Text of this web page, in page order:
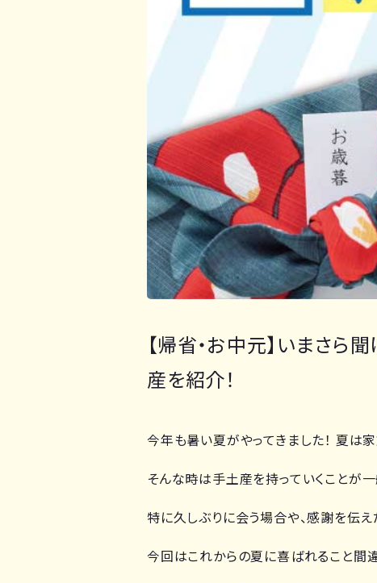
【帰省・お中元】いまさら
産を紹介！
今年も暑い夏がやってきました！ 夏は
そんな時は手土産を持っていくことが一
特に久しぶりに会う場合や、感謝を伝
今回はこれからの夏に喜ばれること間